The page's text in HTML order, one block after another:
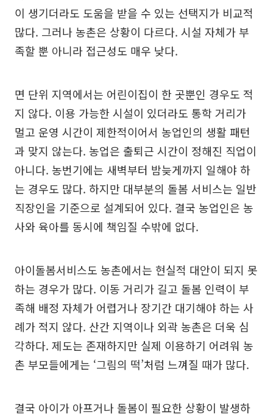
이 생기더라도 도움을 받을 수 있는 선택지가 비교적
많다. 그러나 농촌은 상황이 다르다. 시설 자체가 부
족할 뿐 아니라 접근성도 매우 낮다.
면 단위 지역에서는 어린이집이 한 곳뿐인 경우도 적
지 않다. 이용 가능한 시설이 있더라도 통학 거리가
멀고 운영 시간이 제한적이어서 농업인의 생활 패턴
과 맞지 않는다. 농업은 출퇴근 시간이 정해진 직업이
아니다. 농번기에는 새벽부터 밤늦게까지 일해야 하
는 경우도 많다. 하지만 대부분의 돌봄 서비스는 일반
직장인을 기준으로 설계되어 있다. 결국 농업인은 농
사와 육아를 동시에 책임질 수밖에 없다.
아이돌봄서비스도 농촌에서는 현실적 대안이 되지 못
하는 경우가 많다. 이동 거리가 길고 돌봄 인력이 부
족해 배정 자체가 어렵거나 장기간 대기해야 하는 사
례가 적지 않다. 산간 지역이나 외곽 농촌은 더욱 심
각하다. 제도는 존재하지만 실제 이용하기 어려워 농
촌 부모들에게는 ‘그림의 떡’처럼 느껴질 때가 많다.
결국 아이가 아프거나 돌봄이 필요한 상황이 발생하